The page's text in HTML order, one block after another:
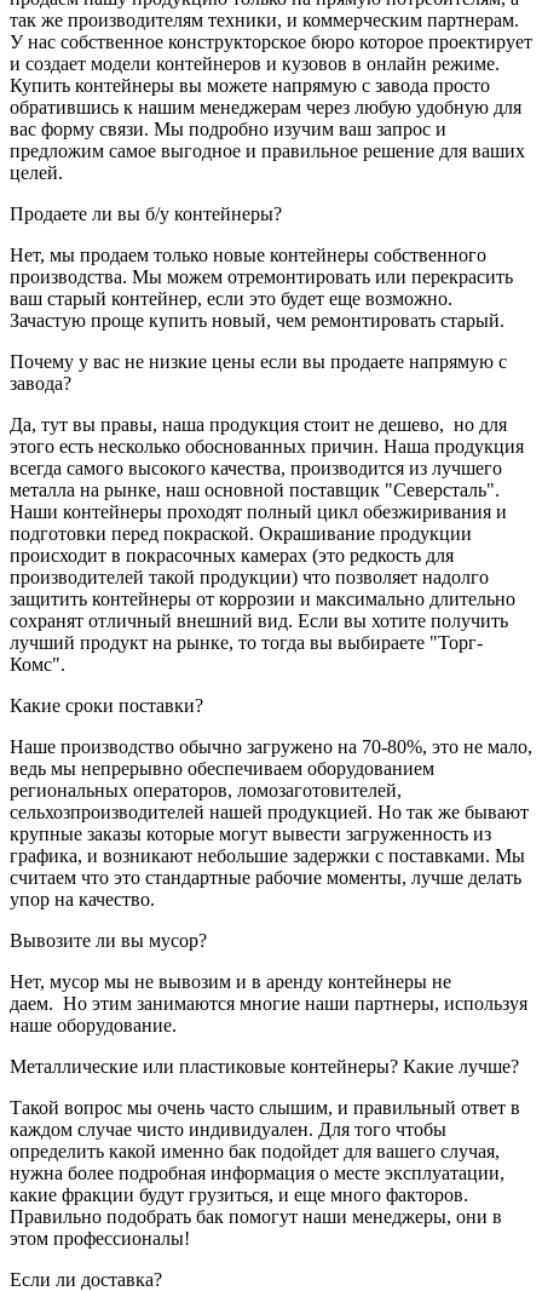
так же производителям техники, и коммерческим партнерам.
У нас собственное конструкторское бюро которое проектирует
и создает модели контейнеров и кузовов в онлайн режиме.
Купить контейнеры вы можете напрямую с завода просто
обратившись к нашим менеджерам через любую удобную для
вас форму связи. Мы подробно изучим ваш запрос и
предложим самое выгодное и правильное решение для ваших
целей.
Продаете ли вы б/у контейнеры?
Нет, мы продаем только новые контейнеры собственного
производства. Мы можем отремонтировать или перекрасить
ваш старый контейнер, если это будет еще возможно.
Зачастую проще купить новый, чем ремонтировать старый.
Почему у вас не низкие цены если вы продаете напрямую с
завода?
Да, тут вы правы, наша продукция стоит не дешево, но для
этого есть несколько обоснованных причин. Наша продукция
всегда самого высокого качества, производится из лучшего
металла на рынке, наш основной поставщик "Северсталь".
Наши контейнеры проходят полный цикл обезжиривания и
подготовки перед покраской. Окрашивание продукции
происходит в покрасочных камерах (это редкость для
производителей такой продукции) что позволяет надолго
защитить контейнеры от коррозии и максимально длительно
сохранят отличный внешний вид. Если вы хотите получить
лучший продукт на рынке, то тогда вы выбираете "Торг-
Комс".
Какие сроки поставки?
Наше производство обычно загружено на 70-80%, это не мало,
ведь мы непрерывно обеспечиваем оборудованием
региональных операторов, ломозаготовителей,
сельхозпроизводителей нашей продукцией. Но так же бывают
крупные заказы которые могут вывести загруженность из
графика, и возникают небольшие задержки с поставками. Мы
считаем что это стандартные рабочие моменты, лучше делать
упор на качество.
Вывозите ли вы мусор?
Нет, мусор мы не вывозим и в аренду контейнеры не
даем. Но этим занимаются многие наши партнеры, используя
наше оборудование.
Металлические или пластиковые контейнеры? Какие лучше?
Такой вопрос мы очень часто слышим, и правильный ответ в
каждом случае чисто индивидуален. Для того чтобы
определить какой именно бак подойдет для вашего случая,
нужна более подробная информация о месте эксплуатации,
какие фракции будут грузиться, и еще много факторов.
Правильно подобрать бак помогут наши менеджеры, они в
этом профессионалы!
Если ли доставка?